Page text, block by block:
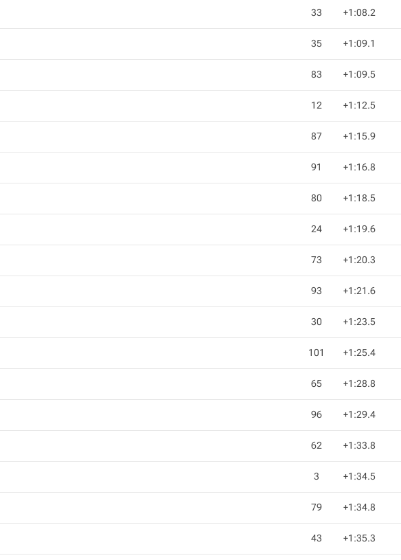
33 +1:08.2
35 +1:09.1
83 +1:09.5
12 +1:12.5
87 +1:15.9
91 +1:16.8
80 +1:18.5
24 +1:19.6
73 +1:20.3
93 +1:21.6
30 +1:23.5
101 +1:25.4
65 +1:28.8
96 +1:29.4
62 +1:33.8
3 +1:34.5
79 +1:34.8
43 +1:35.3